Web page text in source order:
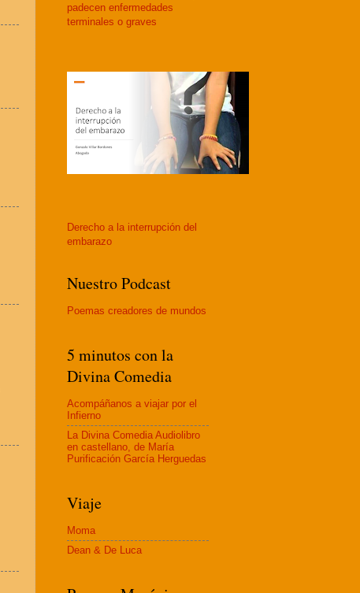
padecen enfermedades
terminales o graves
Derecho a la interrupción del
embarazo
Nuestro Podcast
Poemas creadores de mundos
5 minutos con la
Divina Comedia
Acompáñanos a viajar por el
Infierno
La Divina Comedia Audiolibro
en castellano, de María
Purificación García Herguedas
Viaje
Moma
Dean & De Luca